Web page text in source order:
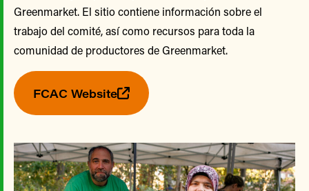
Greenmarket. El sitio contiene información sobre el
trabajo del comité, así como recursos para toda la
comunidad de productores de Greenmarket.
FCAC Website